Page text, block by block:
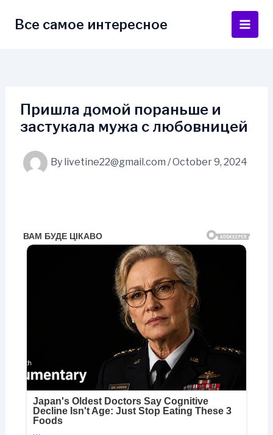
Все самое интересное
Main
Пришла домой пораньше и
застукала мужа с любовницей
By livetine22@gmail.com /October 9, 2024